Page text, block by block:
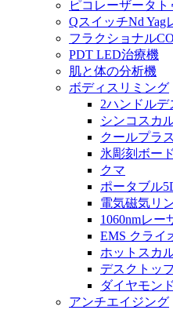
ピコレーザータ
QスイッチNd Yag
フラクショナル
PDT LED治療機
肌と体の分析機
ボディスリミング
2ハンドルデ
シンコスカ
クールプラス
氷彫刻ボー
クマ
ポータブル
電気磁気リ
1060nmレー
EMS クライ
ホットスカ
デスクトッ
ダイヤモン
アンチエイジング